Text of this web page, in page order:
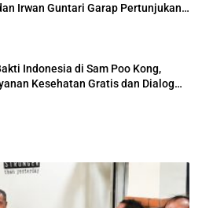
Irwan Guntari Garap Pertunjukan
Indonesia di Sam Poo Kong,
Kesehatan Gratis dan Dialog